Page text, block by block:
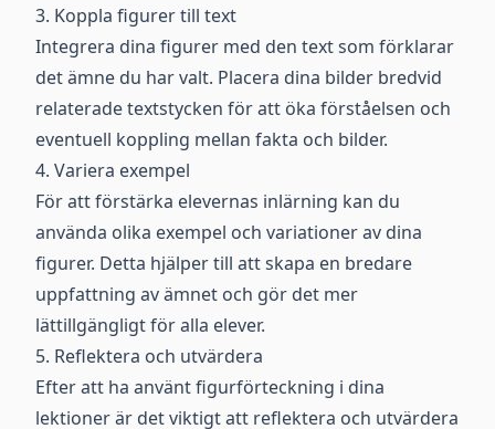
3. Koppla figurer till text
Integrera dina figurer med den text som förklarar
det ämne du har valt. Placera dina bilder bredvid
relaterade textstycken för att öka förståelsen och
eventuell koppling mellan fakta och bilder.
4. Variera exempel
För att förstärka elevernas inlärning kan du
använda olika exempel och variationer av dina
figurer. Detta hjälper till att skapa en bredare
uppfattning av ämnet och gör det mer
lättillgängligt för alla elever.
5. Reflektera och utvärdera
Efter att ha använt figurförteckning i dina
lektioner är det viktigt att reflektera och utvärdera